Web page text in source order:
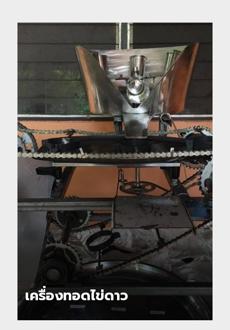
เครื่องทอดไข่ดาว